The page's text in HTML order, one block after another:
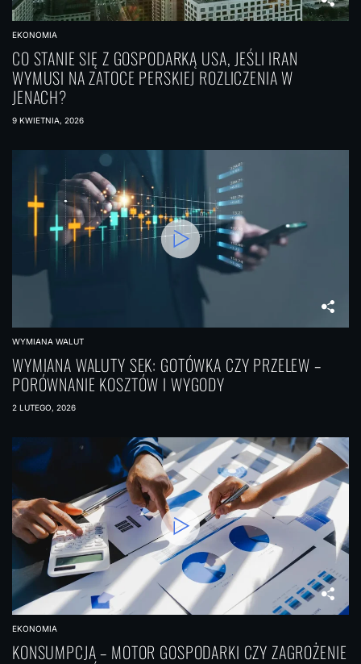
w
p
i
s
EKONOMIA
CO STANIE SIĘ Z GOSPODARKĄ USA, JEŚLI IRAN
WYMUSI NA ZATOCE PERSKIEJ ROZLICZENIA W
JENACH?
9 KWIETNIA, 2026
WYMIANA WALUT
WYMIANA WALUTY SEK: GOTÓWKA CZY PRZELEW –
PORÓWNANIE KOSZTÓW I WYGODY
2 LUTEGO, 2026
EKONOMIA
KONSUMPCJA – MOTOR GOSPODARKI CZY ZAGROŻENIE